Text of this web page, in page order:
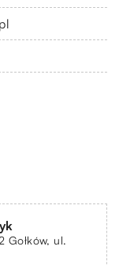
Gołków, ul.